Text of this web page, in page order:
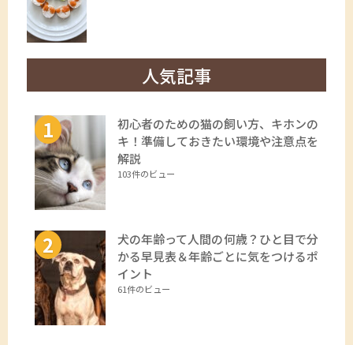
人気記事
初心者のための猫の飼い方、キホンの
キ！準備しておきたい環境や注意点を
解説
103件のビュー
犬の年齢って人間の何歳？ひと目で分
かる早見表＆年齢ごとに気をつけるポ
イント
61件のビュー